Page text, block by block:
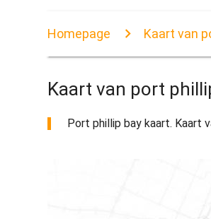
Homepage Kaart van
Kaart van port
Port phillip bay kaart. Kaart